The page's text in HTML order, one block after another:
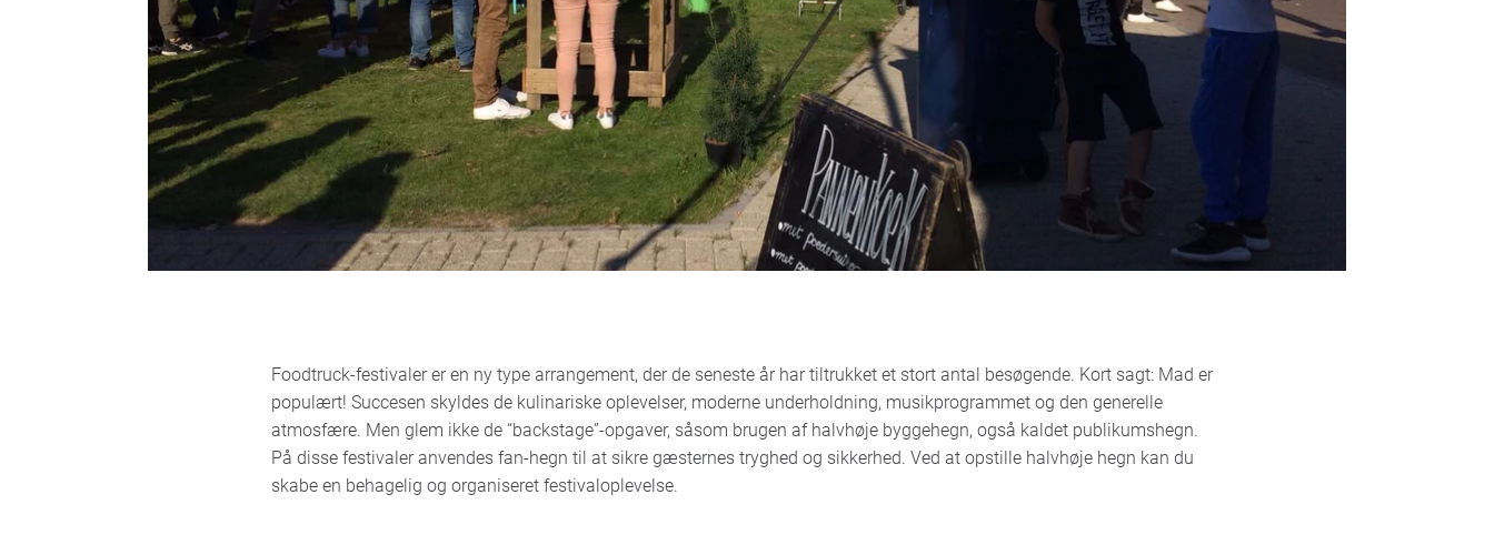
Foodtruck-festivaler er en ny type arrangement, der de seneste år har tiltrukket et stort antal besøgende. Kort sagt: Mad er
populært! Succesen skyldes de kulinariske oplevelser, moderne underholdning, musikprogrammet og den generelle
atmosfære. Men glem ikke de “backstage”-opgaver, såsom brugen af halvhøje byggehegn, også kaldet publikumshegn.
På disse festivaler anvendes fan-hegn til at sikre gæsternes tryghed og sikkerhed. Ved at opstille halvhøje hegn kan du
skabe en behagelig og organiseret festivaloplevelse.